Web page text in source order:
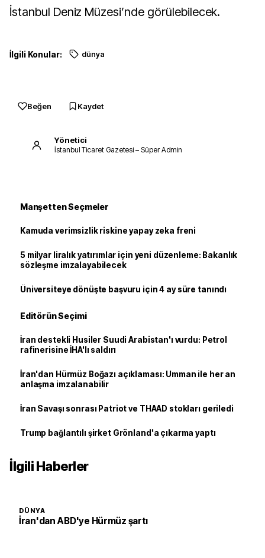
İstanbul Deniz Müzesi’nde görülebilecek.
İlgili Konular: dünya
Beğen Kaydet
Yönetici
İstanbul Ticaret Gazetesi – Süper Admin
Manşetten Seçmeler
Kamuda verimsizlik riskine yapay zeka freni
5 milyar liralık yatırımlar için yeni düzenleme: Bakanlık
sözleşme imzalayabilecek
Üniversiteye dönüşte başvuru için 4 ay süre tanındı
Editörün Seçimi
İran destekli Husiler Suudi Arabistan'ı vurdu: Petrol
rafinerisine İHA'lı saldırı
İran'dan Hürmüz Boğazı açıklaması: Umman ile her an
anlaşma imzalanabilir
İran Savaşı sonrası Patriot ve THAAD stokları geriledi
Trump bağlantılı şirket Grönland'a çıkarma yaptı
İlgili Haberler
DÜNYA
İran'dan ABD'ye Hürmüz şartı